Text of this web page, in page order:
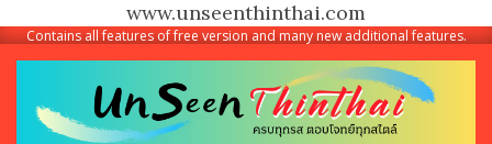
www.unseenthinthai.com
SkipContains all features of free version and many new additional features.